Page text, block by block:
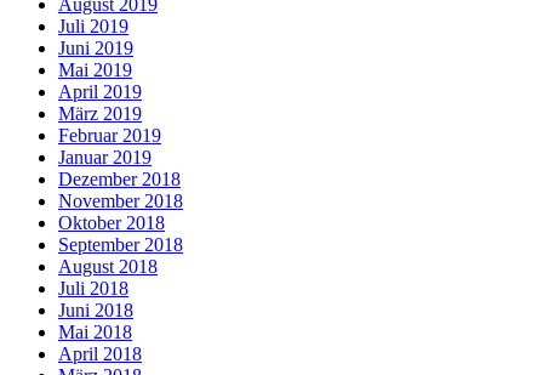
August 2019
Juli 2019
Juni 2019
Mai 2019
April 2019
März 2019
Februar 2019
Januar 2019
Dezember 2018
November 2018
Oktober 2018
September 2018
August 2018
Juli 2018
Juni 2018
Mai 2018
April 2018